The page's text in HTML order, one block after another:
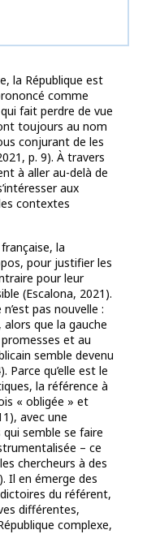
la République est
comme
fait perdre de vue
toujours au nom
conjurant de les
p. 9). À travers
à aller au-delà de
aux
contextes
la
pour justifier les
pour leur
(Escalona, 2021).
pas nouvelle :
alors que la gauche
et au
semble devenu
Parce qu’elle est le
la référence à
« obligée » et
avec une
semble se faire
– ce
chercheurs à des
Il en émerge des
du référent,
différentes,
complexe,